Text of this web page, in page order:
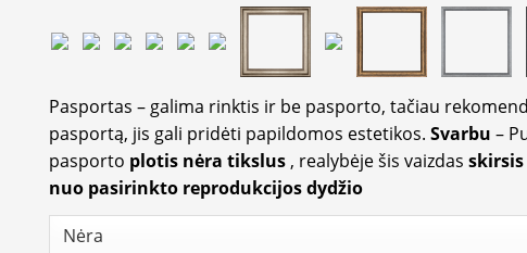
Pasportas – galima rinktis ir be pasporto, tačiau
pasportą, jis gali pridėti papildomos estetikos. Svarbu –
pasporto plotis nėra tikslus , realybėje šis vaizdas
nuo pasirinkto reprodukcijos dydžio